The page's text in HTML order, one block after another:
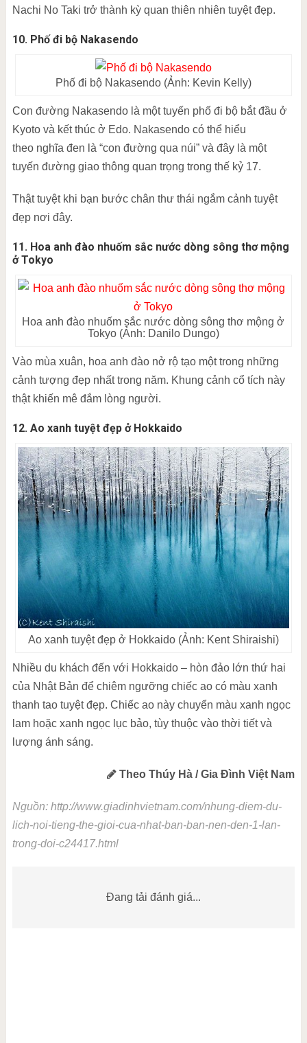
Nachi No Taki trở thành kỳ quan thiên nhiên tuyệt đẹp.
10. Phố đi bộ Nakasendo
Phố đi bộ Nakasendo (Ảnh: Kevin Kelly)
Con đường Nakasendo là một tuyến phố đi bộ bắt đầu ở
Kyoto và kết thúc ở Edo. Nakasendo có thể hiểu
theo nghĩa đen là “con đường qua núi” và đây là một
tuyến đường giao thông quan trọng trong thế kỷ 17.
Thật tuyệt khi bạn bước chân thư thái ngắm cảnh tuyệt
đẹp nơi đây.
11. Hoa anh đào nhuốm sắc nước dòng sông thơ mộng
ở Tokyo
Hoa anh đào nhuốm sắc nước dòng sông thơ mộng ở
Tokyo (Ảnh: Danilo Dungo)
Vào mùa xuân, hoa anh đào nở rộ tạo một trong những
cảnh tượng đẹp nhất trong năm. Khung cảnh cổ tích này
thật khiến mê đắm lòng người.
12. Ao xanh tuyệt đẹp ở Hokkaido
Ao xanh tuyệt đẹp ở Hokkaido (Ảnh: Kent Shiraishi)
Nhiều du khách đến với Hokkaido – hòn đảo lớn thứ hai
của Nhật Bản để chiêm ngưỡng chiếc ao có màu xanh
thanh tao tuyệt đẹp. Chiếc ao này chuyển màu xanh ngọc
lam hoặc xanh ngọc lục bảo, tùy thuộc vào thời tiết và
lượng ánh sáng.
Theo Thúy Hà / Gia Đình Việt Nam
Nguồn: http://www.giadinhvietnam.com/nhung-diem-du-
lich-noi-tieng-the-gioi-cua-nhat-ban-ban-nen-den-1-lan-
trong-doi-c24417.html
Đang tải đánh giá...